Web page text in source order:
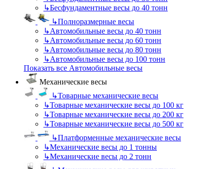
↳Бесфундаментные весы до 40 тонн
↳Полноразмерные весы
↳Автомобильные весы до 40 тонн
↳Автомобильные весы до 60 тонн
↳Автомобильные весы до 80 тонн
↳Автомобильные весы до 100 тонн
Показать все Автомобильные весы
Механические весы
↳Товарные механические весы
↳Товарные механические весы до 100 кг
↳Товарные механические весы до 200 кг
↳Товарные механические весы до 500 кг
↳Платформенные механические весы
↳Механические весы до 1 тонны
↳Механические весы до 2 тонн